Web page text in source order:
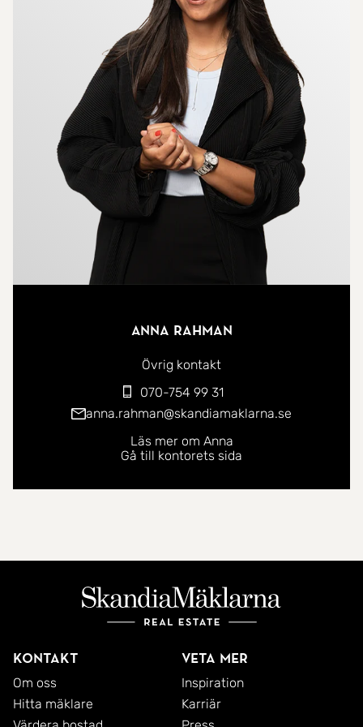
att upptäcka. Här finns även Winterviken med sin
park, utegym och café samt restaurang. Man tar
sig enkelt runt via fina promenadstråk och
cykelvägar. Med cykel kommer man till Södermalm
på ca 10 minuter via fina cykelvägar. Telefonplan
ligger ca 500 meter bort och där finns förutom
ytterligare en tunnelbanestation även ett rikt
kultur och restaurangliv. På 1 tunnelbanestation
från Midsommarkransen är man i Liljeholmen med
stor och modern galleria med 90 butiker och
restauranger. Här kan man även resa vidare med
tvärbana, flygbuss och flertalet busslinjer.
Anna Rahman
Övrig kontakt
070-754 99 31
anna.rahman@skandiamaklarna.se
Läs mer om Anna
Gå till kontorets sida
Kontakt
Om oss
Hitta mäklare
Veta mer
Inspiration
Karriär